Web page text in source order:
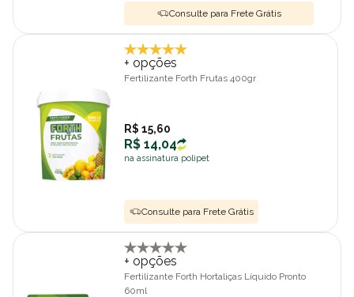
Consulte para Frete Grátis
+ opções
Fertilizante Forth Frutas 400gr
R$ 15,60
R$ 14,04
na assinatura polipet
Consulte para Frete Grátis
+ opções
Fertilizante Forth Hortaliças Líquido Pronto
60ml